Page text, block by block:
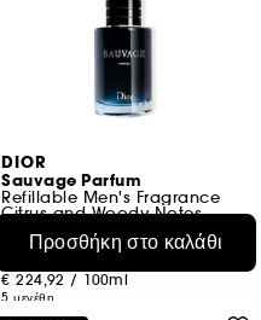
DIOR
Sauvage Parfum
Refillable Men's Fragrance
Citrus and Woody Notes
5
€ 113,95
€ 224,92 / 100ml
5 μεγέθη
Προσθήκη στο καλάθι